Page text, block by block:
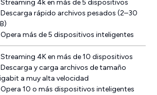
Streaming 4k en más de 5 dispositivos
Descarga rápido archivos pesados (2–30
Opera más de 5 dispositivos inteligentes
Streaming 4K en más de 10 dispositivos
Descarga y carga archivos de tamaño
a muy alta velocidad
Opera 10 o más dispositivos inteligentes